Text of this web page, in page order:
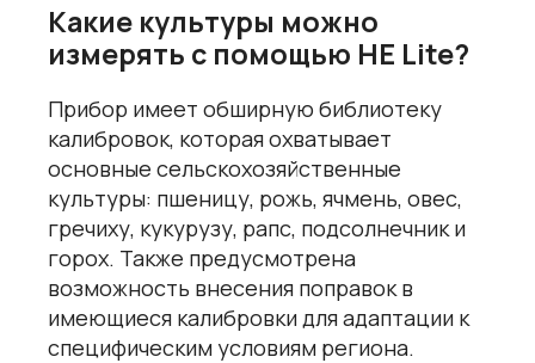
Какие культуры можно
измерять с помощью HE Lite?
Прибор имеет обширную библиотеку
калибровок, которая охватывает
основные сельскохозяйственные
культуры: пшеницу, рожь, ячмень, овес,
гречиху, кукурузу, рапс, подсолнечник и
горох. Также предусмотрена
возможность внесения поправок в
имеющиеся калибровки для адаптации к
специфическим условиям региона.